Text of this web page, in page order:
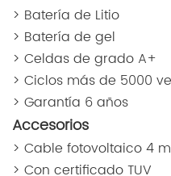
> Batería de Litio
> Batería de gel
> Celdas de grado A+
> Ciclos más de 5000
> Garantía 6 años
Accesorios
> Cable fotovoltaico 4
> Con certificado TUV